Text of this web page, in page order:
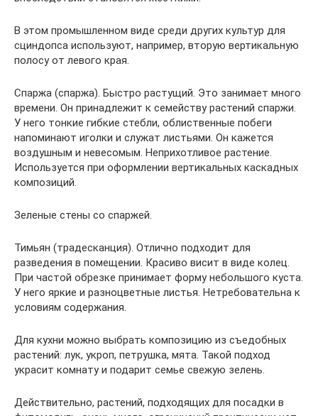
В этом промышленном виде среди других культур для
сциндопса используют, например, вторую вертикальную
полосу от левого края.
Спаржа (спаржа). Быстро растущий. Это занимает много
времени. Он принадлежит к семейству растений спаржи.
У него тонкие гибкие стебли, облиственные побеги
напоминают иголки и служат листьями. Он кажется
воздушным и невесомым. Неприхотливое растение.
Используется при оформлении вертикальных каскадных
композиций.
Зеленые стены со спаржей.
Тимьян (традесканция). Отлично подходит для
разведения в помещении. Красиво висит в виде колец.
При частой обрезке принимает форму небольшого куста.
У него яркие и разноцветные листья. Нетребовательна к
условиям содержания.
Для кухни можно выбрать композицию из съедобных
растений: лук, укроп, петрушка, мята. Такой подход
украсит комнату и подарит семье свежую зелень.
Действительно, растений, подходящих для посадки в